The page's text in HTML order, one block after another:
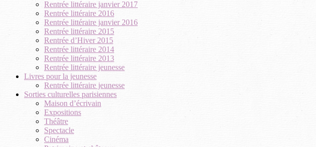
Rentrée littéraire janvier 2017
Rentrée littéraire 2016
Rentrée littéraire janvier 2016
Rentrée littéraire 2015
Rentrée d’Hiver 2015
Rentrée littéraire 2014
Rentrée littéraire 2013
Rentrée littéraire jeunesse
Livres pour la jeunesse
Rentrée littéraire jeunesse
Sorties culturelles parisiennes
Maison d’écrivain
Expositions
Théâtre
Spectacle
Cinéma